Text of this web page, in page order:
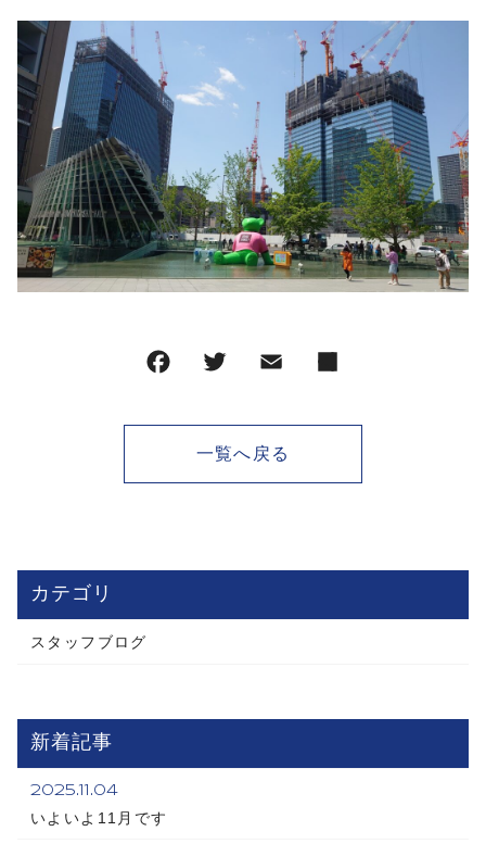
一覧へ戻る
カテゴリ
スタッフブログ
新着記事
2025.11.04
いよいよ11月です